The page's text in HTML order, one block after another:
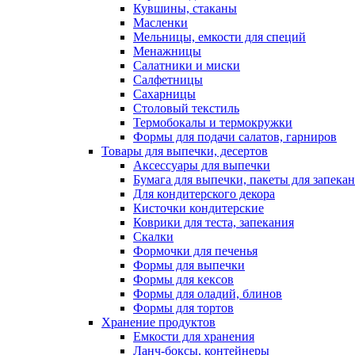
Кувшины, стаканы
Масленки
Мельницы, емкости для специй
Менажницы
Салатники и миски
Салфетницы
Сахарницы
Столовый текстиль
Термобокалы и термокружки
Формы для подачи салатов, гарниров
Товары для выпечки, десертов
Аксессуары для выпечки
Бумага для выпечки, пакеты для
Для кондитерского декора
Кисточки кондитерские
Коврики для теста, запекания
Скалки
Формочки для печенья
Формы для выпечки
Формы для кексов
Формы для оладий, блинов
Формы для тортов
Хранение продуктов
Емкости для хранения
Ланч-боксы, контейнеры